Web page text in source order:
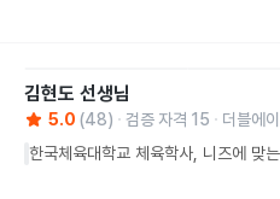
김현도 선생님
5.0 (48) 검증 자격 15
더블에
한국체육대학교 체육학사, 니즈에 맞